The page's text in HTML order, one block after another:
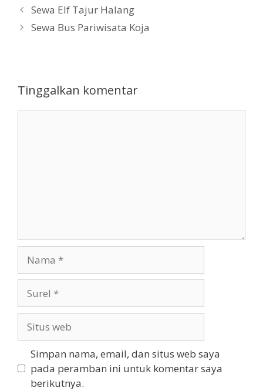
Sewa Elf Tajur Halang
Sewa Bus Pariwisata Koja
Tinggalkan komentar
web
Simpan nama, email, dan situs web saya
pada peramban ini untuk komentar saya
berikutnya.